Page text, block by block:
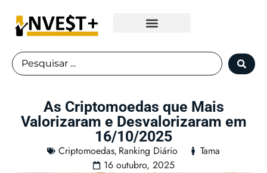
As Criptomoedas que Mais
Valorizaram e Desvalorizaram em
16/10/2025
Criptomoedas, Ranking Diário
Tama
16 outubro, 2025